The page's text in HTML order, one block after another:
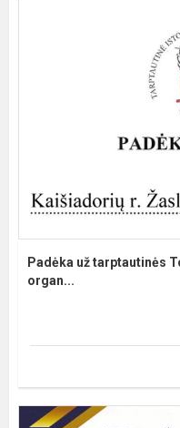
Padėka už tarptautinės
organ...